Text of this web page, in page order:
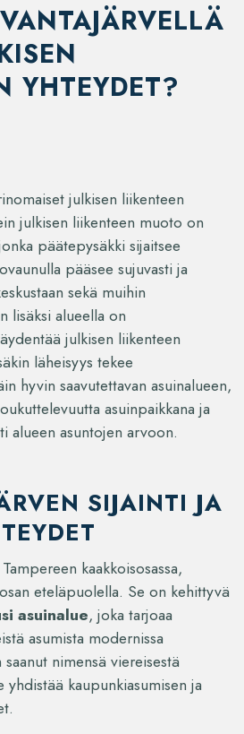
YHTEYDET?
julkisen liikenteen
julkisen liikenteen muoto on
päätepysäkki sijaitsee
pääsee sujuvasti ja
sekä muihin
lisäksi alueella on
julkisen liikenteen
läheisyys tekee
hyvin saavutettavan asuinalueen,
asuinpaikkana ja
alueen asuntojen arvoon.
SIJAINTI JA
kaakkoisosassa,
eteläpuolella. Se on kehittyvä
asuinalue, joka tarjoaa
asumista modernissa
nimensä viereisestä
yhdistää kaupunkiasumisen ja